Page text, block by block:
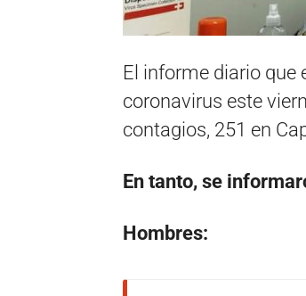
El informe diario que
coronavirus este
contagios, 251 en
En tanto, se
Hombres: